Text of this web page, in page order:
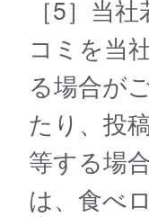
［5］当
コミを当
る場合が
たり、投
等する場
は、食べ